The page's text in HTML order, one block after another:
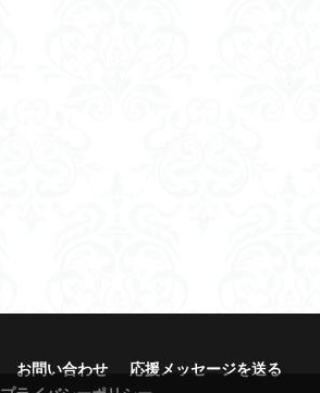
お問い合わせ
応援メッセージを送る